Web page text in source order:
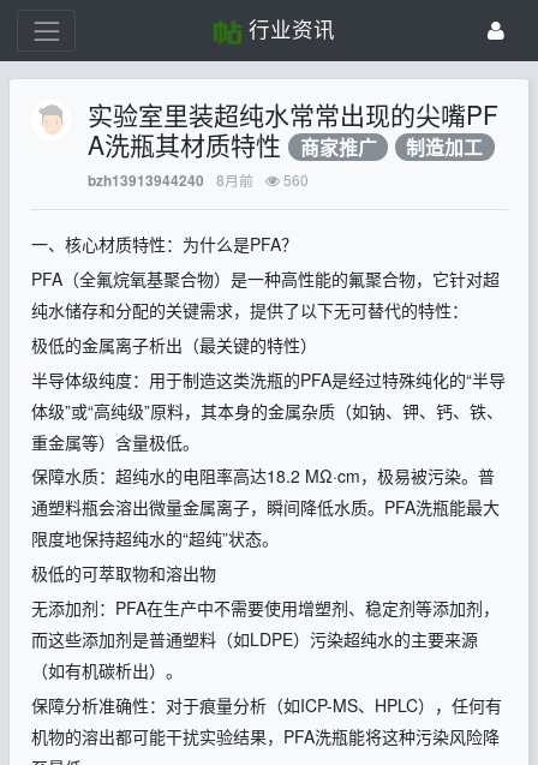
行业资讯
实验室里装超纯水常常出现的尖嘴PF
A洗瓶其材质特性 商家推广 制造加工
bzh13913944240 8月前 560
一、核心材质特性：为什么是PFA？
PFA（全氟烷氧基聚合物）是一种高性能的氟聚合物，它针对超
纯水储存和分配的关键需求，提供了以下无可替代的特性：
极低的金属离子析出（最关键的特性）
半导体级纯度：用于制造这类洗瓶的PFA是经过特殊纯化的“半导
体级”或“高纯级”原料，其本身的金属杂质（如钠、钾、钙、铁、
重金属等）含量极低。
保障水质：超纯水的电阻率高达18.2 MΩ·cm，极易被污染。普
通塑料瓶会溶出微量金属离子，瞬间降低水质。 PFA洗瓶能最大
限度地保持超纯水的“超纯”状态。
极低的可萃取物和溶出物
无添加剂： PFA在生产中不需要使用增塑剂、稳定剂等添加剂，
而这些添加剂是普通塑料（如LDPE）污染超纯水的主要来源
（如有机碳析出）。
保障分析准确性：对于痕量分析（如ICP-MS、 HPLC），任何有
机物的溶出都可能干扰实验结果， PFA洗瓶能将这种污染风险降